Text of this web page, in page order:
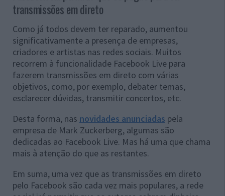
transmissões em direto
Como já todos devem ter reparado, aumentou
significativamente a presença de empresas,
criadores e artistas nas redes sociais. Muitos
recorrem à funcionalidade Facebook Live para
fazerem transmissões em direto com várias
objetivos, como, por exemplo, debater temas,
esclarecer dúvidas, transmitir concertos, etc.
Desta forma, nas novidades anunciadas pela
empresa de Mark Zuckerberg, algumas são
dedicadas ao Facebook Live. Mas há uma que chama
mais à atenção do que as restantes.
Em suma, uma vez que as transmissões em direto
pelo Facebook são cada vez mais populares, a rede